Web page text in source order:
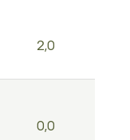
2,0
0,0